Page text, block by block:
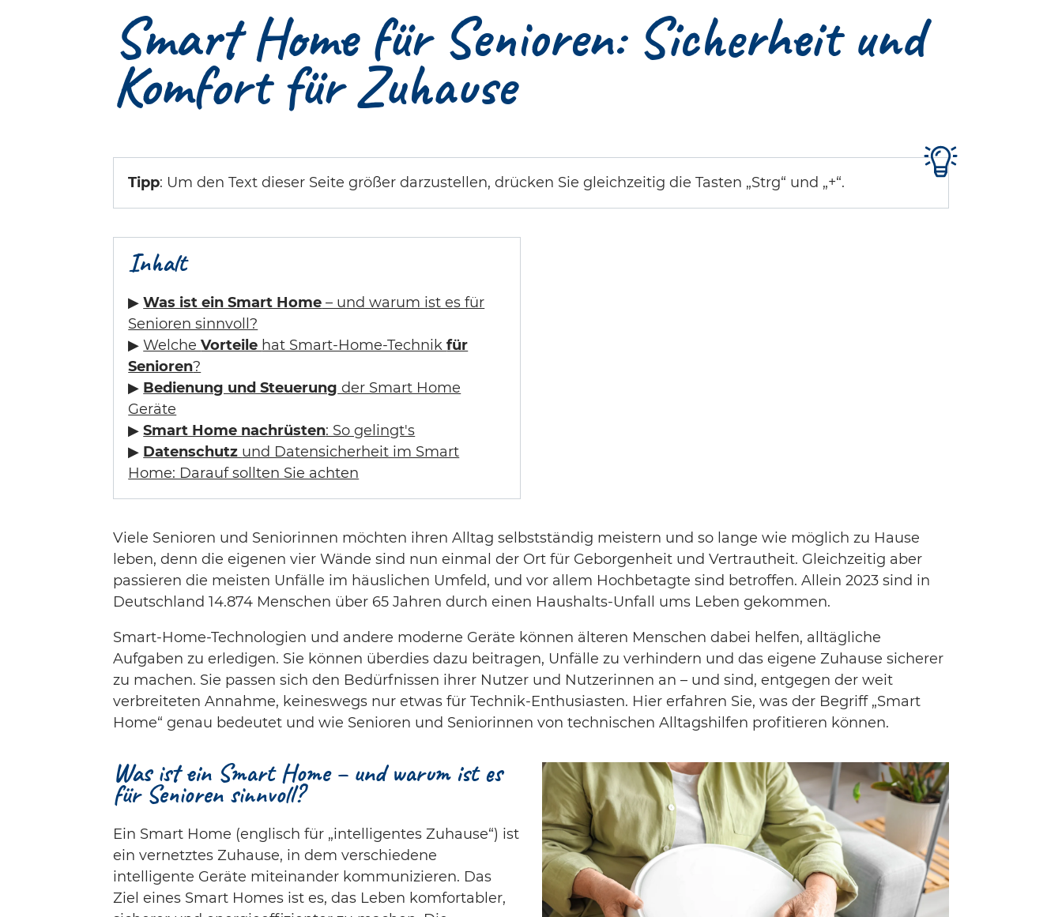
Smart Home für Senioren: Sicherheit und
Komfort für Zuhause
Tipp: Um den Text dieser Seite größer darzustellen, drücken Sie gleichzeitig die Tasten „Strg“ und „+“.
Inhalt
▶Was ist ein Smart Home – und warum ist es für
Senioren sinnvoll?
▶WelcheVorteile hat Smart-Home-Technikfür
Senioren?
▶ Bedienung und Steuerung der Smart Home
Geräte
▶Smart Home nachrüsten: So gelingt's
▶ Datenschutz und Datensicherheit im Smart
Home: Darauf sollten Sie achten
Viele Senioren und Seniorinnen möchten ihren Alltag selbstständig meistern und so lange wie möglich zu Hause
leben, denn die eigenen vier Wände sind nun einmal der Ort für Geborgenheit und Vertrautheit. Gleichzeitig aber
passieren die meisten Unfälle im häuslichen Umfeld, und vor allem Hochbetagte sind betroffen. Allein 2023 sind in
Deutschland 14.874 Menschen über 65 Jahren durch einen Haushalts-Unfall ums Leben gekommen.
Smart-Home-Technologien und andere moderne Geräte können älteren Menschen dabei helfen, alltägliche
Aufgaben zu erledigen. Sie können überdies dazu beitragen, Unfälle zu verhindern und das eigene Zuhause sicherer
zu machen. Sie passen sich den Bedürfnissen ihrer Nutzer und Nutzerinnen an – und sind, entgegen der weit
verbreiteten Annahme, keineswegs nur etwas für Technik-Enthusiasten. Hier erfahren Sie, was der Begriff „Smart
Home“ genau bedeutet und wie Senioren und Seniorinnen von technischen Alltagshilfen profitieren können.
Was ist ein Smart Home – und warum ist es
für Senioren sinnvoll?
Ein Smart Home (englisch für „intelligentes Zuhause“) ist
ein vernetztes Zuhause, in dem verschiedene
intelligente Geräte miteinander kommunizieren. Das
Ziel eines Smart Homes ist es, das Leben komfortabler,